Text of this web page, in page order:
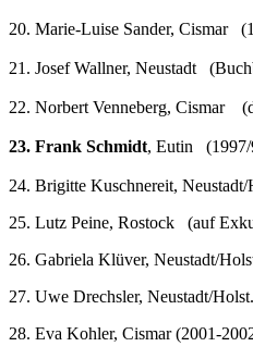
20. Marie-Luise Sander, Cismar
21. Josef Wallner, Neustadt
22. Norbert Venneberg, Cismar
23. Frank Schmidt, Eutin (1997/
24. Brigitte Kuschnereit,
25. Lutz Peine, Rostock (auf
26. Gabriela Klüver, Neustadt/
27. Uwe Drechsler, Neustadt/
28. Eva Kohler, Cismar (2001-